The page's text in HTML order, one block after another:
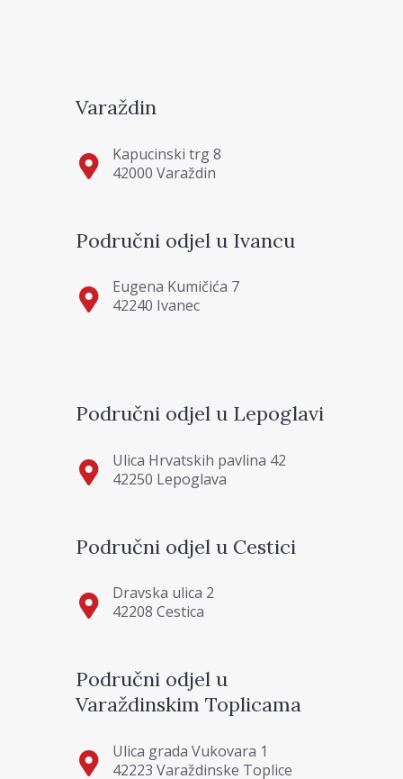
Varaždin
Kapucinski trg 8
42000 Varaždin
Područni odjel u Ivancu
Eugena Kumičića 7
42240 Ivanec
Područni odjel u Lepoglavi
Ulica Hrvatskih pavlina 42
42250 Lepoglava
Područni odjel u Cestici
Dravska ulica 2
42208 Cestica
Područni odjel u
Varaždinskim Toplicama
Ulica grada Vukovara 1
42223 Varaždinske Toplice